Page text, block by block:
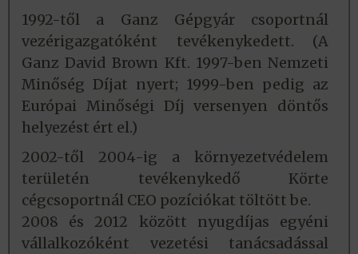
1992-től a Ganz Gépgyár csoportnál
vezérigazgatóként tevékenykedett. (A
Ganz David Brown Kft. 1997-ben Nemzeti
Minőség Díjat nyert; 1999-ben pedig az
Európai Minőségi Díj versenyen döntős
helyezést ért el.)
2002-től 2004-ig a környezetvédelem
területén tevékenykedő Körte
cégcsoportnál CEO pozíciókat töltött be.
2008 és 2012 között nyugdíjas egyéni
vállalkozóként vezetési tanácsadással